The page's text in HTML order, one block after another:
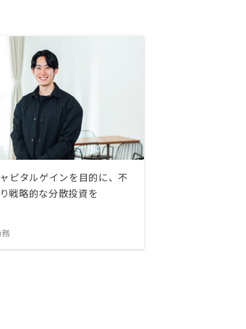
ピタルゲインを目的に、不
戦略的な分散投資を